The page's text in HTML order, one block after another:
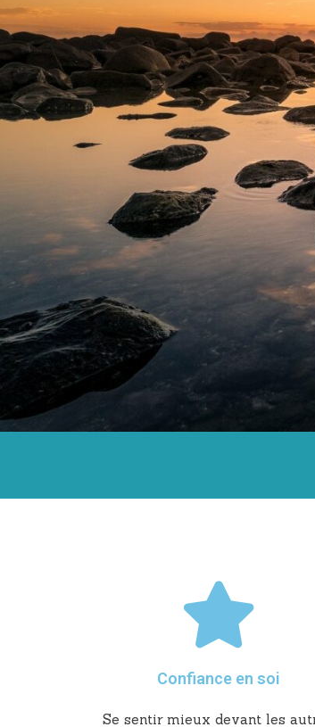
Confiance en soi
Se sentir mieux devant les